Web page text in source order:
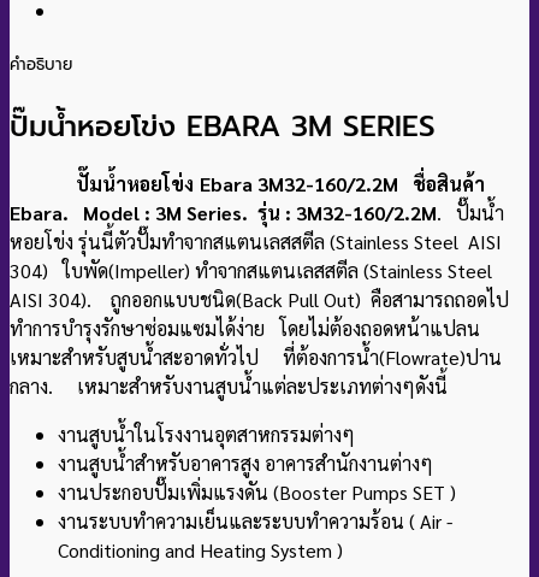
คำอธิบาย
ปั๊มน้ำหอยโข่ง EBARA 3M SERIES
ปั๊มน้ำหอยโข่ง Ebara 3M32-160/2.2M ชื่อสินค้า
Ebara. Model : 3M Series. รุ่น : 3M32-160/2.2M. ปั๊มน้ำ
หอยโข่ง รุ่นนี้ตัวปั๊มทำจากสแตนเลสสตีล (Stainless Steel AISI
304) ใบพัด(Impeller) ทำจากสแตนเลสสตีล (Stainless Steel
AISI 304). ถูกออกแบบชนิด(Back Pull Out) คือสามารถถอดไป
ทำการบำรุงรักษาซ่อมแซมได้ง่าย โดยไม่ต้องถอดหน้าแปลน
เหมาะสำหรับสูบน้ำสะอาดทั่วไป ที่ต้องการน้ำ(Flowrate)ปาน
กลาง. เหมาะสำหรับงานสูบน้ำแต่ละประเภทต่างๆดังนี้
งานสูบน้ำในโรงงานอุตสาหกรรมต่างๆ
งานสูบน้ำสำหรับอาคารสูง อาคารสำนักงานต่างๆ
งานประกอบปั๊มเพิ่มแรงดัน (Booster Pumps SET )
งานระบบทำความเย็นและระบบทำความร้อน ( Air -
Conditioning and Heating System )